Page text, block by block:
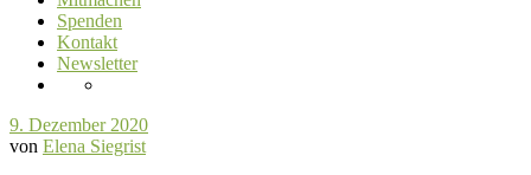
Spenden
Kontakt
Newsletter
9. Dezember 2020
von Elena Siegrist